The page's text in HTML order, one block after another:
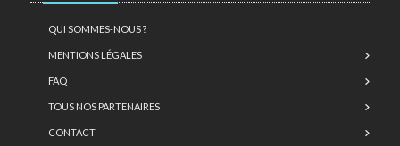
QUI SOMMES-NOUS ?
MENTIONS LÉGALES
FAQ
TOUS NOS PARTENAIRES
CONTACT